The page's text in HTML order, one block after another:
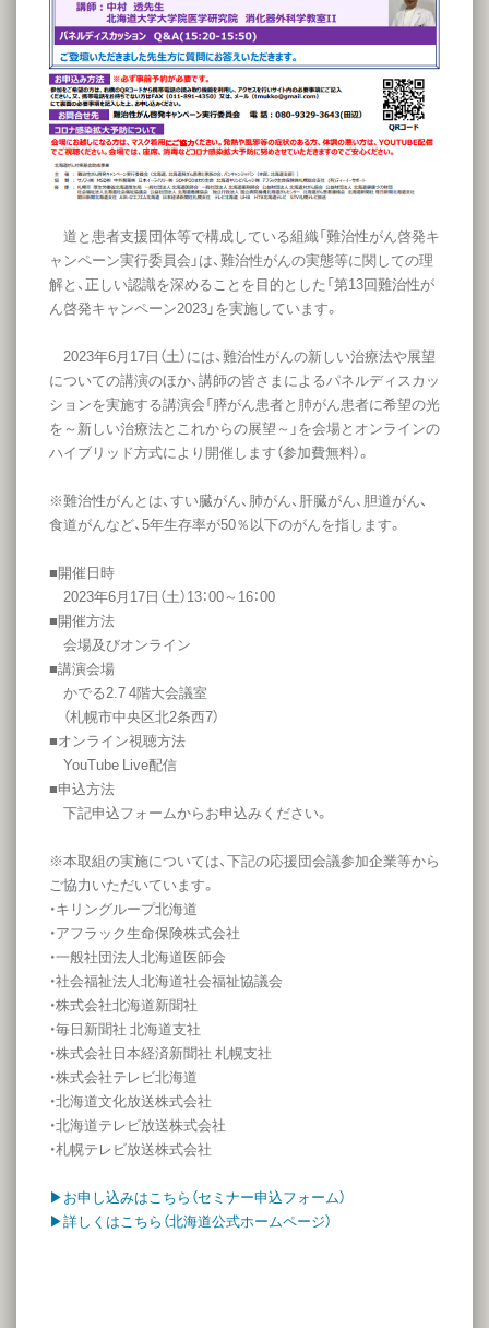
道と患者支援団体等で構成している組織「難治性がん啓発キ
ャンペーン実行委員会」は、難治性がんの実態等に関しての理
解と、正しい認識を深めることを目的とした「第13回難治性が
ん啓発キャンペーン2023」を実施しています。
2023年6月17日（土）には、難治性がんの新しい治療法や展望
についての講演のほか、講師の皆さまによるパネルディスカッ
ションを実施する講演会「膵がん患者と肺がん患者に希望の光
を～新しい治療法とこれからの展望～」を会場とオンラインの
ハイブリッド方式により開催します（参加費無料）。
※難治性がんとは、すい臓がん、肺がん、肝臓がん、胆道がん、
食道がんなど、5年生存率が50％以下のがんを指します。
■開催日時
2023年6月17日（土）13：00～16：00
■開催方法
会場及びオンライン
■講演会場
かでる2.7 4階大会議室
（札幌市中央区北2条西7）
■オンライン視聴方法
YouTube Live配信
■申込方法
下記申込フォームからお申込みください。
※本取組の実施については、下記の応援団会議参加企業等から
ご協力いただいています。
・キリングループ北海道
・アフラック生命保険株式会社
・一般社団法人北海道医師会
・社会福祉法人北海道社会福祉協議会
・株式会社北海道新聞社
・毎日新聞社 北海道支社
・株式会社日本経済新聞社 札幌支社
・株式会社テレビ北海道
・北海道文化放送株式会社
・北海道テレビ放送株式会社
・札幌テレビ放送株式会社
▶お申し込みはこちら（セミナー申込フォーム）
▶詳しくはこちら（北海道公式ホームページ）